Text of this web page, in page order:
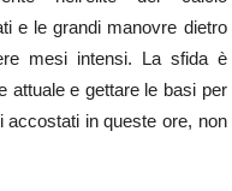
e le grandi manovre dietro
mesi intensi. La sfida è
attuale e gettare le basi per
accostati in queste ore, non